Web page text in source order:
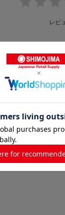
レビ
レビューはありませ